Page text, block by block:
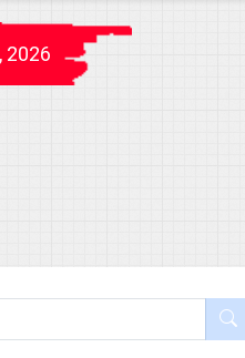
2026